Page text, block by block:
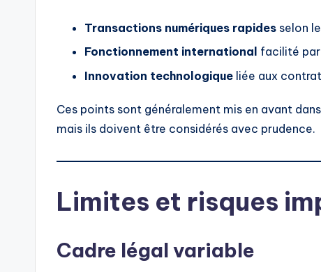
Transactions numériques rapides selon
Fonctionnement international facilité
Innovation technologique liée aux
Ces points sont généralement mis en avant
mais ils doivent être considérés avec prudence.
Limites et risques
Cadre légal variable